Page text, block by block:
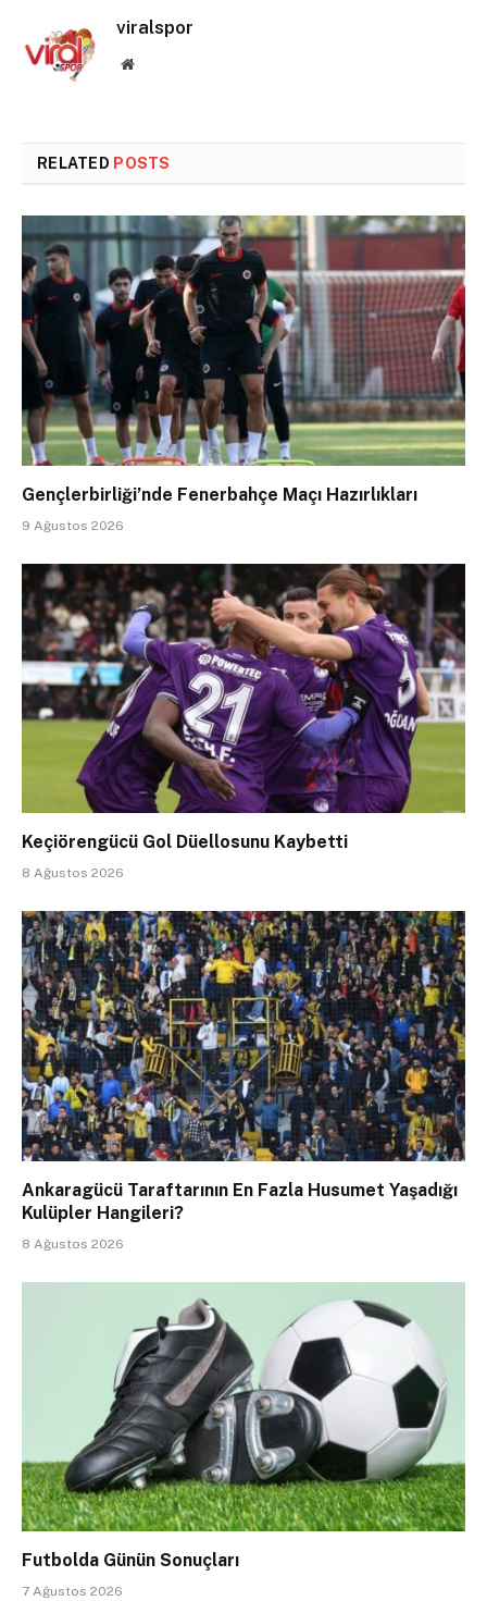
viralspor
Website
RELATED POSTS
Gençlerbirliği’nde Fenerbahçe Maçı Hazırlıkları
9 Ağustos 2026
Keçiörengücü Gol Düellosunu Kaybetti
8 Ağustos 2026
Ankaragücü Taraftarının En Fazla Husumet Yaşadığı
Kulüpler Hangileri?
8 Ağustos 2026
Futbolda Günün Sonuçları
7 Ağustos 2026